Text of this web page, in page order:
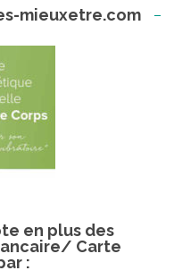
mieuxetre.com
en plus des
Carte
: